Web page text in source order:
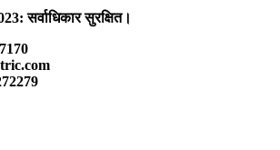
सर्वाधिकार सुरक्षित।